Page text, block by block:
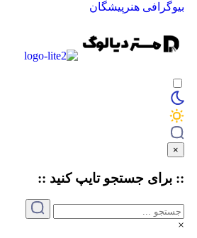
بیوگرافی هنرپیشگان
×
:: برای جستجو تایپکنید ::
×